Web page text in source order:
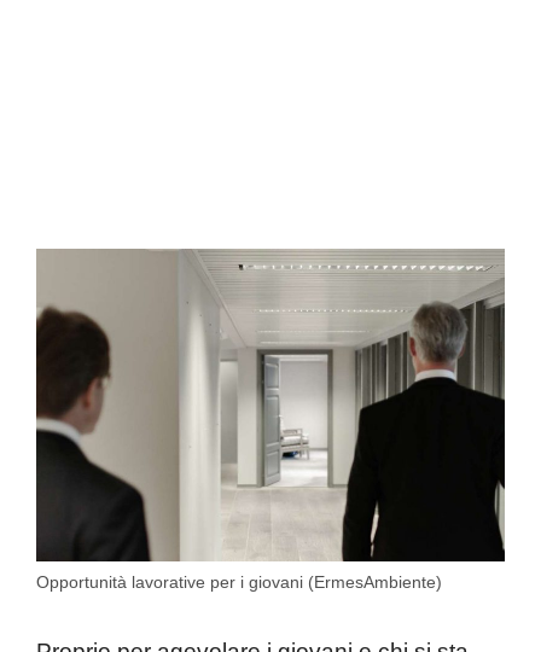
Opportunità lavorative per i giovani (ErmesAmbiente)